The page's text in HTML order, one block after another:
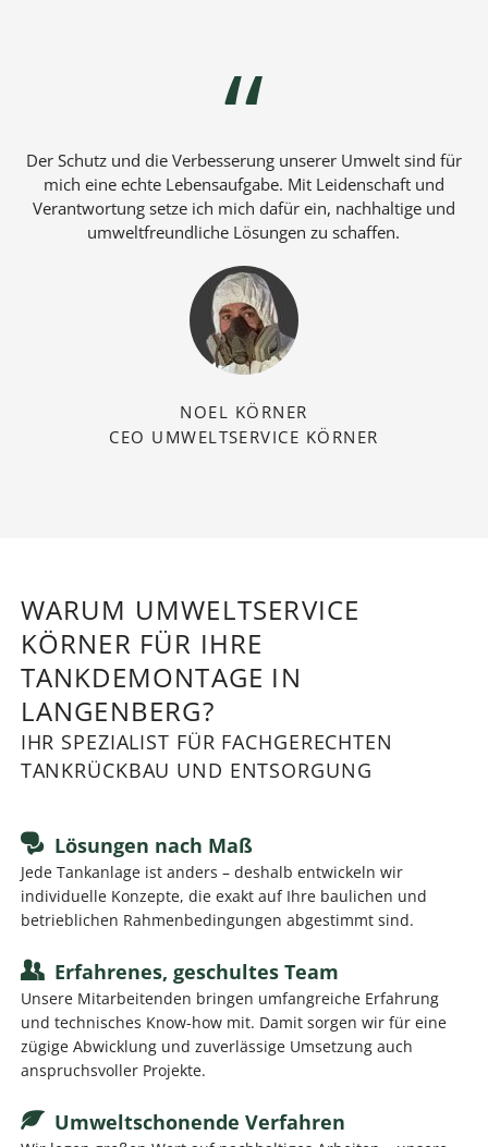
Der Schutz und die Verbesserung unserer Umwelt sind für
mich eine echte Lebensaufgabe. Mit Leidenschaft und
Verantwortung setze ich mich dafür ein, nachhaltige und
umweltfreundliche Lösungen zu schaffen.
NOEL KÖRNER
CEO UMWELTSERVICE KÖRNER
WARUM UMWELTSERVICE
KÖRNER FÜR IHRE
TANKDEMONTAGE IN
LANGENBERG?
IHR SPEZIALIST FÜR FACHGERECHTEN
TANKRÜCKBAU UND ENTSORGUNG
Lösungen nach Maß
Jede Tankanlage ist anders – deshalb entwickeln wir
individuelle Konzepte, die exakt auf Ihre baulichen und
betrieblichen Rahmenbedingungen abgestimmt sind.
Erfahrenes, geschultes Team
Unsere Mitarbeitenden bringen umfangreiche Erfahrung
und technisches Know-how mit. Damit sorgen wir für eine
zügige Abwicklung und zuverlässige Umsetzung auch
anspruchsvoller Projekte.
Umweltschonende Verfahren